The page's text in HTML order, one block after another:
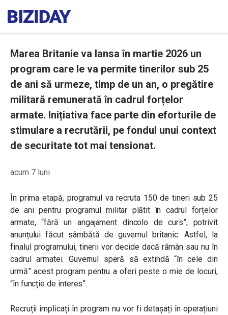
Marea Britanie va lansa în martie 2026 un
program care le va permite tinerilor sub 25
de ani să urmeze, timp de un an, o pregătire
militară remunerată în cadrul forțelor
armate. Inițiativa face parte din eforturile de
stimulare a recrutării, pe fondul unui context
de securitate tot mai tensionat.
acum 7 luni
În prima etapă, programul va recruta 150 de tineri sub 25
de ani pentru programul militar plătit în cadrul forțelor
armate, “fără un angajament dincolo de curs”, potrivit
anunțului făcut sâmbătă de guvernul britanic. Astfel, la
finalul programului, tinerii vor decide dacă rămân sau nu în
cadrul armatei. Guvernul speră să extindă “în cele din
urmă” acest program pentru a oferi peste o mie de locuri,
“în funcție de interes”.
Recruții implicați în program nu vor fi detașați în operațiuni